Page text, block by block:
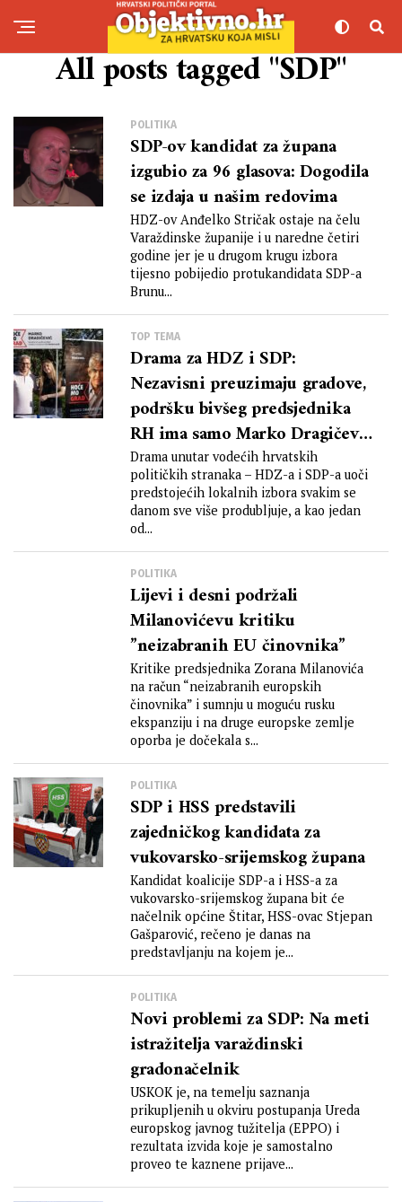
All posts tagged "SDP"
POLITIKA
SDP-ov kandidat za župana
izgubio za 96 glasova: Dogodila
se izdaja u našim redovima
HDZ-ov Anđelko Stričak ostaje na čelu
Varaždinske županije i u naredne četiri
godine jer je u drugom krugu izbora
tijesno pobijedio protukandidata SDP-a
Brunu...
TOP TEMA
Drama za HDZ i SDP:
Nezavisni preuzimaju gradove,
podršku bivšeg predsjednika
RH ima samo Marko Dragičević
iz Dubrovnika
Drama unutar vodećih hrvatskih
političkih stranaka – HDZ-a i SDP-a uoči
predstojećih lokalnih izbora svakim se
danom sve više produbljuje, a kao jedan
od...
POLITIKA
Lijevi i desni podržali
Milanovićevu kritiku
”neizabranih EU činovnika”
Kritike predsjednika Zorana Milanovića
na račun “neizabranih europskih
činovnika” i sumnju u moguću rusku
ekspanziju i na druge europske zemlje
oporba je dočekala s...
POLITIKA
SDP i HSS predstavili
zajedničkog kandidata za
vukovarsko-srijemskog župana
Kandidat koalicije SDP-a i HSS-a za
vukovarsko-srijemskog župana bit će
načelnik općine Štitar, HSS-ovac Stjepan
Gašparović, rečeno je danas na
predstavljanju na kojem je...
POLITIKA
Novi problemi za SDP: Na meti
istražitelja varaždinski
gradonačelnik
USKOK je, na temelju saznanja
prikupljenih u okviru postupanja Ureda
europskog javnog tužitelja (EPPO) i
rezultata izvida koje je samostalno
proveo te kaznene prijave...